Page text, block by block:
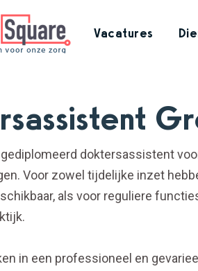
Vacatures
doktersassistent
Voor zowel tijdelijke inzet
als voor reguliere
in een professioneel en